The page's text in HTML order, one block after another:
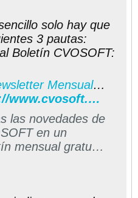
solo hay que
3 pautas:
Boletín CVOSOFT:
📧Newsletter Mensual CVOSOFT
http://www.cvosoft.com/boletines/boletines_esap.php#formulario
las novedades de
en un
mensual gratuito